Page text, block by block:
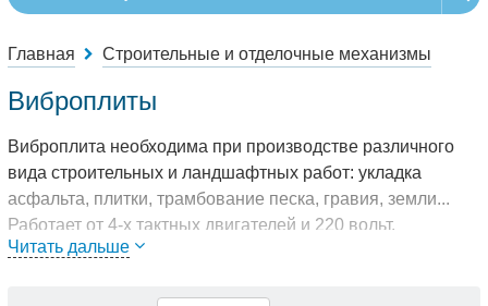
Главная Строительные и отделочные механизмы
Виброплиты
Виброплита необходима при производстве различного
вида строительных и ландшафтных работ: укладка
асфальта, плитки, трамбование песка, гравия, земли...
Работает от 4-х тактных двигателей и 220 вольт.
Отличаются весом, а значит глубиной уплотнения и
Читать дальше